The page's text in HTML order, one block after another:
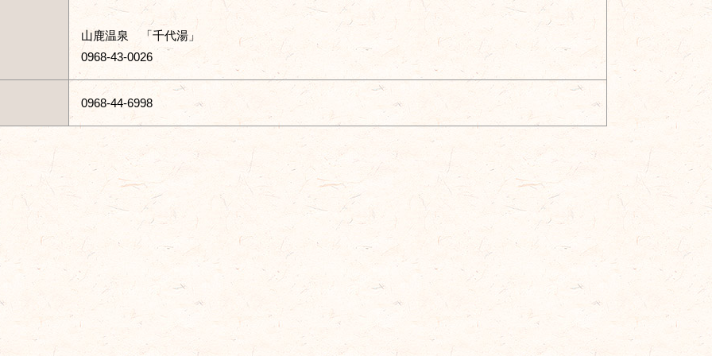
山鹿温泉 「千代湯」
0968-43-0026
0968-44-6998